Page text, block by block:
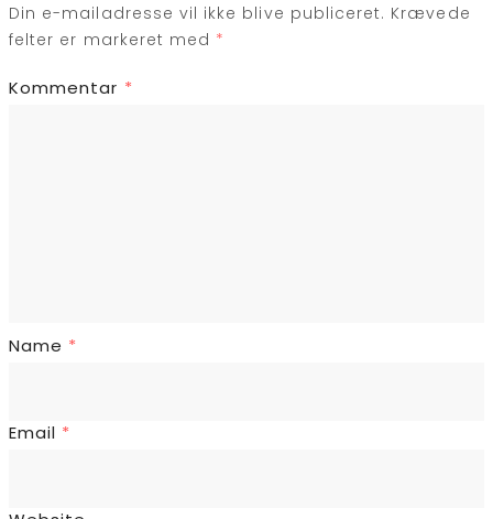
Din e-mailadresse vil ikke blive publiceret. Krævede
felter er markeret med *
Kommentar *
Name *
Email *